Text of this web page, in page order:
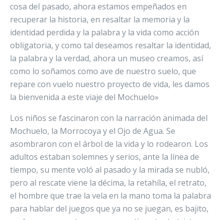
cosa del pasado, ahora estamos empeñados en
recuperar la historia, en resaltar la memoria y la
identidad perdida y la palabra y la vida como acción
obligatoria, y como tal deseamos resaltar la identidad,
la palabra y la verdad, ahora un museo creamos, así
como lo soñamos como ave de nuestro suelo, que
repare con vuelo nuestro proyecto de vida, les damos
la bienvenida a este viaje del Mochuelo»
Los niños se fascinaron con la narración animada del
Mochuelo, la Morrocoya y el Ojo de Agua. Se
asombraron con el árbol de la vida y lo rodearon. Los
adultos estaban solemnes y serios, ante la línea de
tiempo, su mente voló al pasado y la mirada se nubló,
pero al rescate viene la décima, la retahíla, el retrato,
el hombre que trae la vela en la mano toma la palabra
para hablar del juegos que ya no se juegan, es bajito,